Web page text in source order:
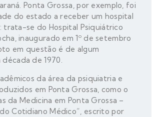
Ponta Grossa, por exemplo, foi
do estado a receber um hospital
trata-se do Hospital Psiquiátrico
inaugurado em 1º de setembro
em questão é de algum
de 1970.
da área da psiquiatria e
em Ponta Grossa, como o
da Medicina em Ponta Grossa –
Cotidiano Médico”, escrito por